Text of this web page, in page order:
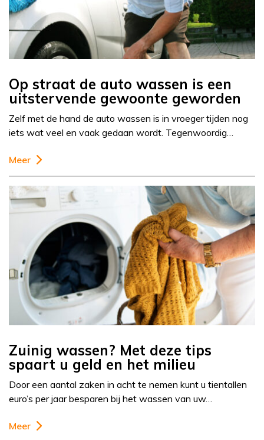
Op straat de auto wassen is een
uitstervende gewoonte geworden
Zelf met de hand de auto wassen is in vroeger tijden nog
iets wat veel en vaak gedaan wordt. Tegenwoordig…
Meer
Zuinig wassen? Met deze tips
spaart u geld en het milieu
Door een aantal zaken in acht te nemen kunt u tientallen
euro’s per jaar besparen bij het wassen van uw…
Meer